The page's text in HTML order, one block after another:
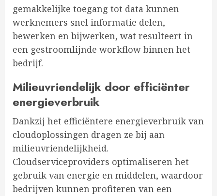
gemakkelijke toegang tot data kunnen
werknemers snel informatie delen,
bewerken en bijwerken, wat resulteert in
een gestroomlijnde workflow binnen het
bedrijf.
Milieuvriendelijk door efficiënter
energieverbruik
Dankzij het efficiëntere energieverbruik van
cloudoplossingen dragen ze bij aan
milieuvriendelijkheid.
Cloudserviceproviders optimaliseren het
gebruik van energie en middelen, waardoor
bedrijven kunnen profiteren van een